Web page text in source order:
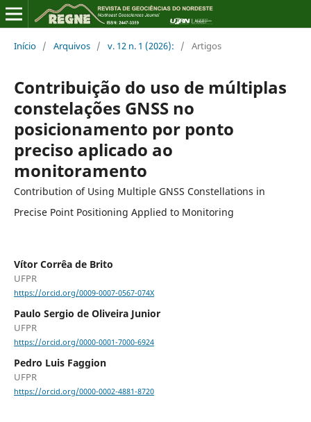
Início / Arquivos / v. 12 n. 1 (2026): / Artigos
Contribuição do uso de múltiplas
constelações GNSS no
posicionamento por ponto
preciso aplicado ao
monitoramento
Contribution of Using Multiple GNSS Constellations in
Precise Point Positioning Applied to Monitoring
Vítor Corrêa de Brito
UFPR
https://orcid.org/0009-0007-0567-074X
Paulo Sergio de Oliveira Junior
UFPR
https://orcid.org/0000-0001-7000-6924
Pedro Luis Faggion
UFPR
https://orcid.org/0000-0002-4881-8720